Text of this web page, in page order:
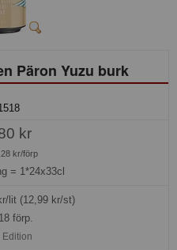
Päron Yuzu burk
kr
kr/förp
= 1*24x33cl
lit (12,99 kr/st)
förp.
Edition